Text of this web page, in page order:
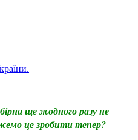
ще жодного разу не
це зробити тепер?